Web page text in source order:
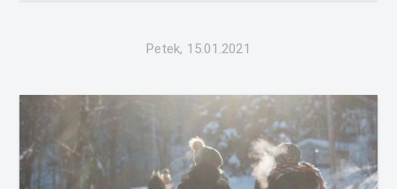
Petek, 15.01.2021